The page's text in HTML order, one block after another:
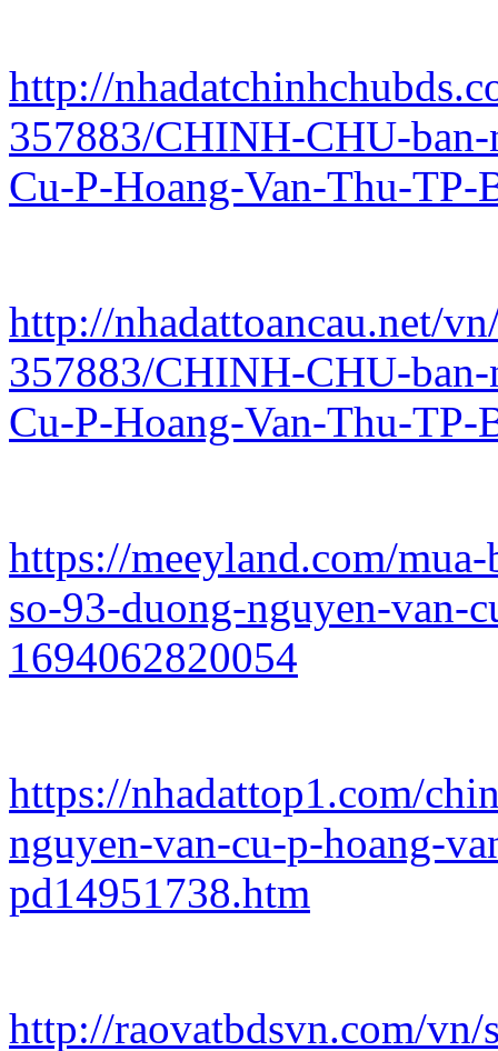
http://
357883/CHINH-CHU-
Cu-P-Hoang-Van-Thu-TP-
http://nhadattoancau.net/
357883/CHINH-CHU-
Cu-P-Hoang-Van-Thu-TP-
https://meeyland.com/
so-93-duong-nguyen-van-
1694062820054
https://nhadattop1.com/
nguyen-van-cu-p-hoang-
pd14951738.htm
http://raovatbdsvn.com/vn/